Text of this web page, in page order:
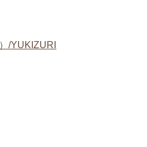
/YUKIZURI